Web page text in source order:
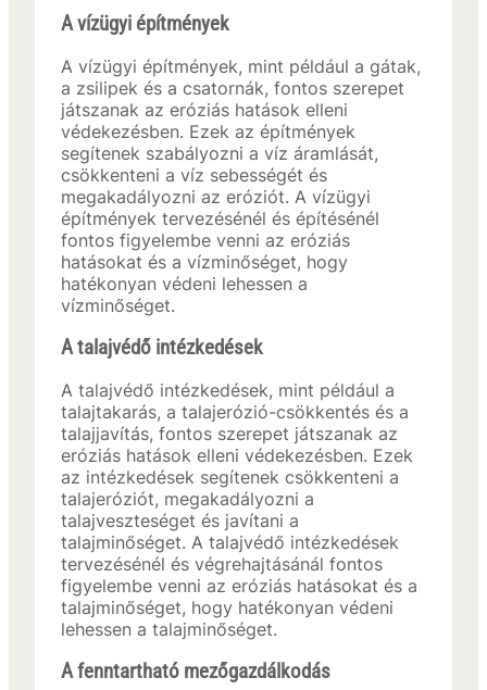
A vízügyi építmények
A vízügyi építmények, mint például a gátak,
a zsilipek és a csatornák, fontos szerepet
játszanak az eróziás hatások elleni
védekezésben. Ezek az építmények
segítenek szabályozni a víz áramlását,
csökkenteni a víz sebességét és
megakadályozni az eróziót. A vízügyi
építmények tervezésénél és építésénél
fontos figyelembe venni az eróziás
hatásokat és a vízminőséget, hogy
hatékonyan védeni lehessen a
vízminőséget.
A talajvédő intézkedések
A talajvédő intézkedések, mint például a
talajtakarás, a talajerózió-csökkentés és a
talajjavítás, fontos szerepet játszanak az
eróziás hatások elleni védekezésben. Ezek
az intézkedések segítenek csökkenteni a
talajeróziót, megakadályozni a
talajveszteséget és javítani a
talajminőséget. A talajvédő intézkedések
tervezésénél és végrehajtásánál fontos
figyelembe venni az eróziás hatásokat és a
talajminőséget, hogy hatékonyan védeni
lehessen a talajminőséget.
A fenntartható mezőgazdálkodás